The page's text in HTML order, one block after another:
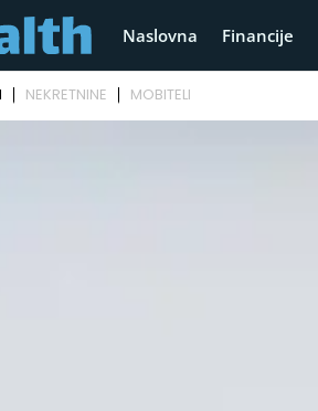
Naslovna Financije